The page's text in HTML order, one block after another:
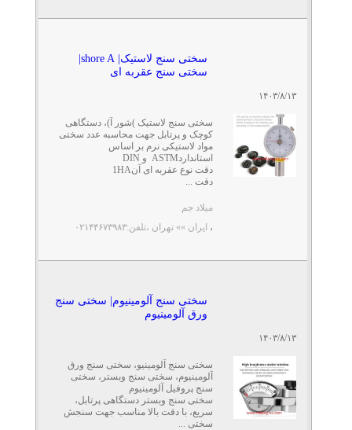
۱۴۰۳/۸/۱۳
سختی سنج عقربه ای
سختی سنج لاستیک )شور آ)، دستگاهی
کوچک و پرتابل جهت محاسبه عدد سختی
مواد لاستیکی نرم بر اساس
استانداردASTM و DIN
دقت نوع عقربه ای آن1HA
دقت ...
میلاد جم
، ایران »» تهران ،تلفن:۰۲۱۴۴۶۷۳۹۸۳
۱۴۰۳/۸/۱۳
سختی سنج آلومینیوم| سختی سنج
ورق آلومینیوم
سختی سنج آلومینیو، سختی سنج ورق
آلومینیوم، سختی سنج وبستر، سختی
سنج پروفیل آلومینیوم
سختی سنج وبستر دستگاهی پرتابل،
سریع، با دقت بالا مناسب جهت سنجش
سختی ...